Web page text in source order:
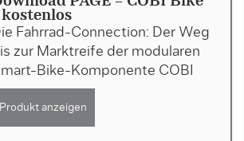
Fahrrad-Connection: Der Weg
zur Marktreife der modularen
Bike-Komponente COBI
Produkt anzeigen